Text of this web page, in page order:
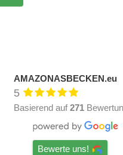
AMAZONASBECKEN.eu
5
Basierend auf 271
Bewerte uns!